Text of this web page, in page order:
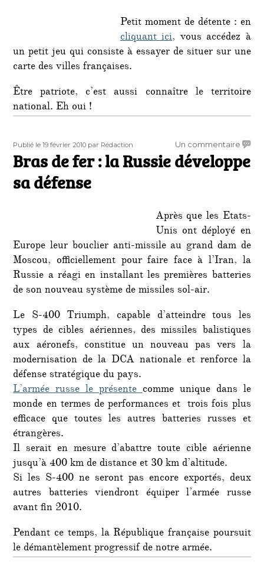
Petit moment de détente : en
cliquant ici, vous accédez à
un petit jeu qui consiste à essayer de situer sur une
carte des villes françaises.
Être patriote, c’est aussi connaître le territoire
national. Eh oui !
Publié
le
Publié le 19 février 2010 Auteur
par Rédaction Un commentairesur
Bras
de
Russie
sa
Bras de fer : la Russie développe
sa défense
Après que les Etats-
Unis ont déployé en
Europe leur bouclier anti-missile au grand dam de
Moscou, officiellement pour faire face à l’Iran, la
Russie a réagi en installant les premières batteries
de son nouveau système de missiles sol-air.
Le S-400 Triumph, capable d’atteindre tous les
types de cibles aériennes, des missiles balistiques
aux aéronefs, constitue un nouveau pas vers la
modernisation de la DCA nationale et renforce la
défense stratégique du pays.
L’armée russe le présentecomme unique dans le
monde en termes de performances et trois fois plus
efficace que toutes les autres batteries russes et
étrangères.
Il serait en mesure d’abattre toute cible aérienne
jusqu’à 400 km de distance et 30 km d’altitude.
Si les S-400 ne seront pas encore exportés, deux
autres batteries viendront équiper l’armée russe
avant fin 2010.
Pendant ce temps, la République française poursuit
le démantèlement progressif de notre armée.